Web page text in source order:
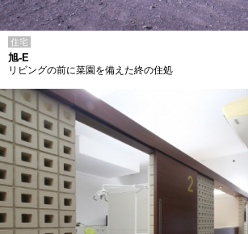
住宅
旭-E
リビングの前に菜園を備えた終の住処